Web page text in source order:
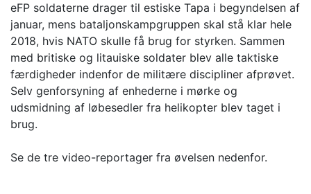
eFP soldaterne drager til estiske Tapa i begyndelsen af
januar, mens bataljonskampgruppen skal stå klar hele
2018, hvis NATO skulle få brug for styrken. Sammen
med britiske og litauiske soldater blev alle taktiske
færdigheder indenfor de militære discipliner afprøvet.
Selv genforsyning af enhederne i mørke og
udsmidning af løbesedler fra helikopter blev taget i
brug.
Se de tre video-reportager fra øvelsen nedenfor.